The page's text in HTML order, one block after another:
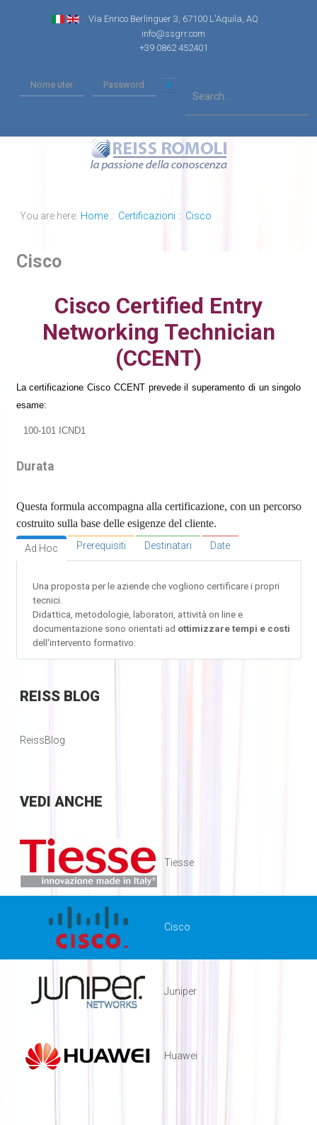
Via Enrico Berlinguer 3, 67100 L'Aquila, AQ
info@ssgrr.com
+39 0862 452401
You are here: Home :: Certificazioni :: Cisco
Cisco
Cisco Certified Entry
Networking Technician
(CCENT)
La certificazione Cisco CCENT prevede il superamento di un singolo
esame:
100-101 ICND1
Durata
Questa formula accompagna alla certificazione, con un percorso
costruito sulla base delle esigenze del cliente.
Ad Hoc Prerequisiti Destinatari Date
Una proposta per le aziende che vogliono certificare i propri
tecnici.
Didattica, metodologie, laboratori, attività on line e
documentazione sono orientati ad ottimizzare tempi e costi
dell'intervento formativo.
REISSBLOG
ReissBlog
VEDI ANCHE
Tiesse
Cisco
Juniper
Huawei